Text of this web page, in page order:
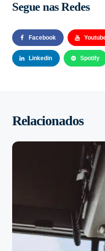
Segue nas Redes
Facebook
Linkedin Spotify
Relacionados